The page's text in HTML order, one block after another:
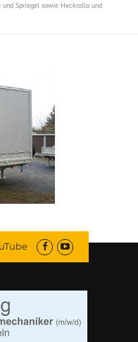
Spriegel sowie Heckrollo und